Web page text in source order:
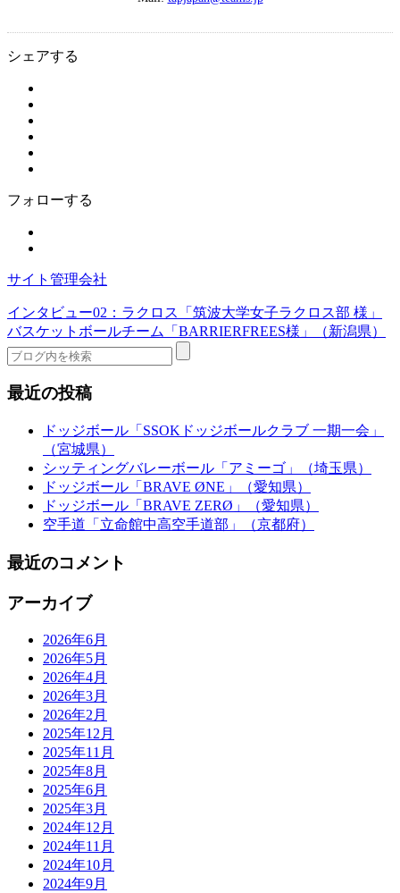
シェアする
フォローする
サイト管理会社
インタビュー02：ラクロス「筑波大学女子ラクロス部 様」
バスケットボールチーム「BARRIERFREES様」（新潟県）
最近の投稿
ドッジボール「SSOKドッジボールクラブ 一期一会」
（宮城県）
シッティングバレーボール「アミーゴ」（埼玉県）
ドッジボール「BRAVE ØNE」（愛知県）
ドッジボール「BRAVE ZERØ」（愛知県）
空手道「立命館中高空手道部」（京都府）
最近のコメント
アーカイブ
2026年6月
2026年5月
2026年4月
2026年3月
2026年2月
2025年12月
2025年11月
2025年8月
2025年6月
2025年3月
2024年12月
2024年11月
2024年10月
2024年9月